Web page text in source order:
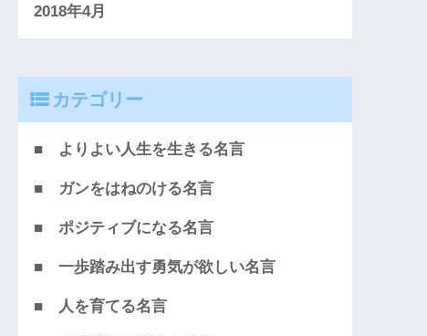
2018年4月
カテゴリー
■ よりよい人生を生きる名言
■ ガンをはねのける名言
■ ポジティブになる名言
■ 一歩踏み出す勇気が欲しい名言
■ 人を育てる名言